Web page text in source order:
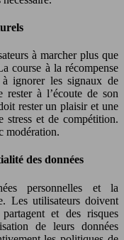
à marcher plus que
course à la récompense
ignorer les signaux de
à l’écoute de son
rester un plaisir et une
stress et de compétition.
modération.
des données
personnelles et la
Les utilisateurs doivent
et des risques
de leurs données